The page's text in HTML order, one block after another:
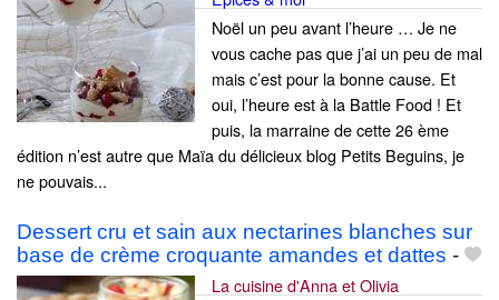
Noël un peu avant l’heure … Je ne
vous cache pas que j’ai un peu de mal
mais c’est pour la bonne cause. Et
oui, l’heure est à la Battle Food ! Et
puis, la marraine de cette 26 ème
édition n’est autre que Maïa du délicieux blog Petits Beguins, je
ne pouvais...
Dessert cru et sain aux nectarines blanches sur
base de crème croquante amandes et dattes -
La cuisine d'Anna et Olivia